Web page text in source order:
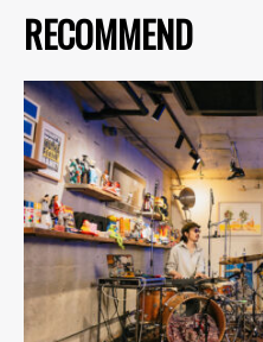
RECOMMEND